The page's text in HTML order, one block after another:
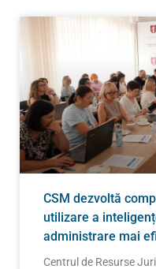
CSM dezvoltă
utilizare a
administrare mai
Centrul de Resurse